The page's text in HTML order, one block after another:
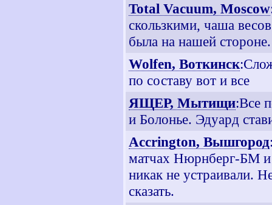
Total Vacuum, Moscow
скользкими, чаша
была на нашей
Wolfen, Воткинск
по составу вот и все
ЯЩЕР, Мытищи:Все
и Болонье. Эдуард
Accrington, Вышгород
матчах Нюрнберг-БМ и
никак не устраивали.
сказать.